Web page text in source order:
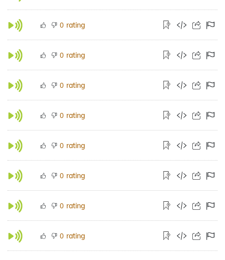
0 rating
0 rating
0 rating
0 rating
0 rating
0 rating
0 rating
0 rating